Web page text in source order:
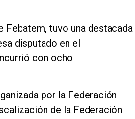
Febatem, tuvo una destacada
disputado en el
con ocho
por la Federación
de la Federación